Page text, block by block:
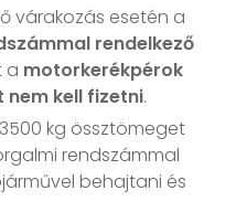
várakozás esetén a
rendelkező
a motorkerékpérok
kell fizetni.
kg össztömeget
rendszámmal
behajtani és